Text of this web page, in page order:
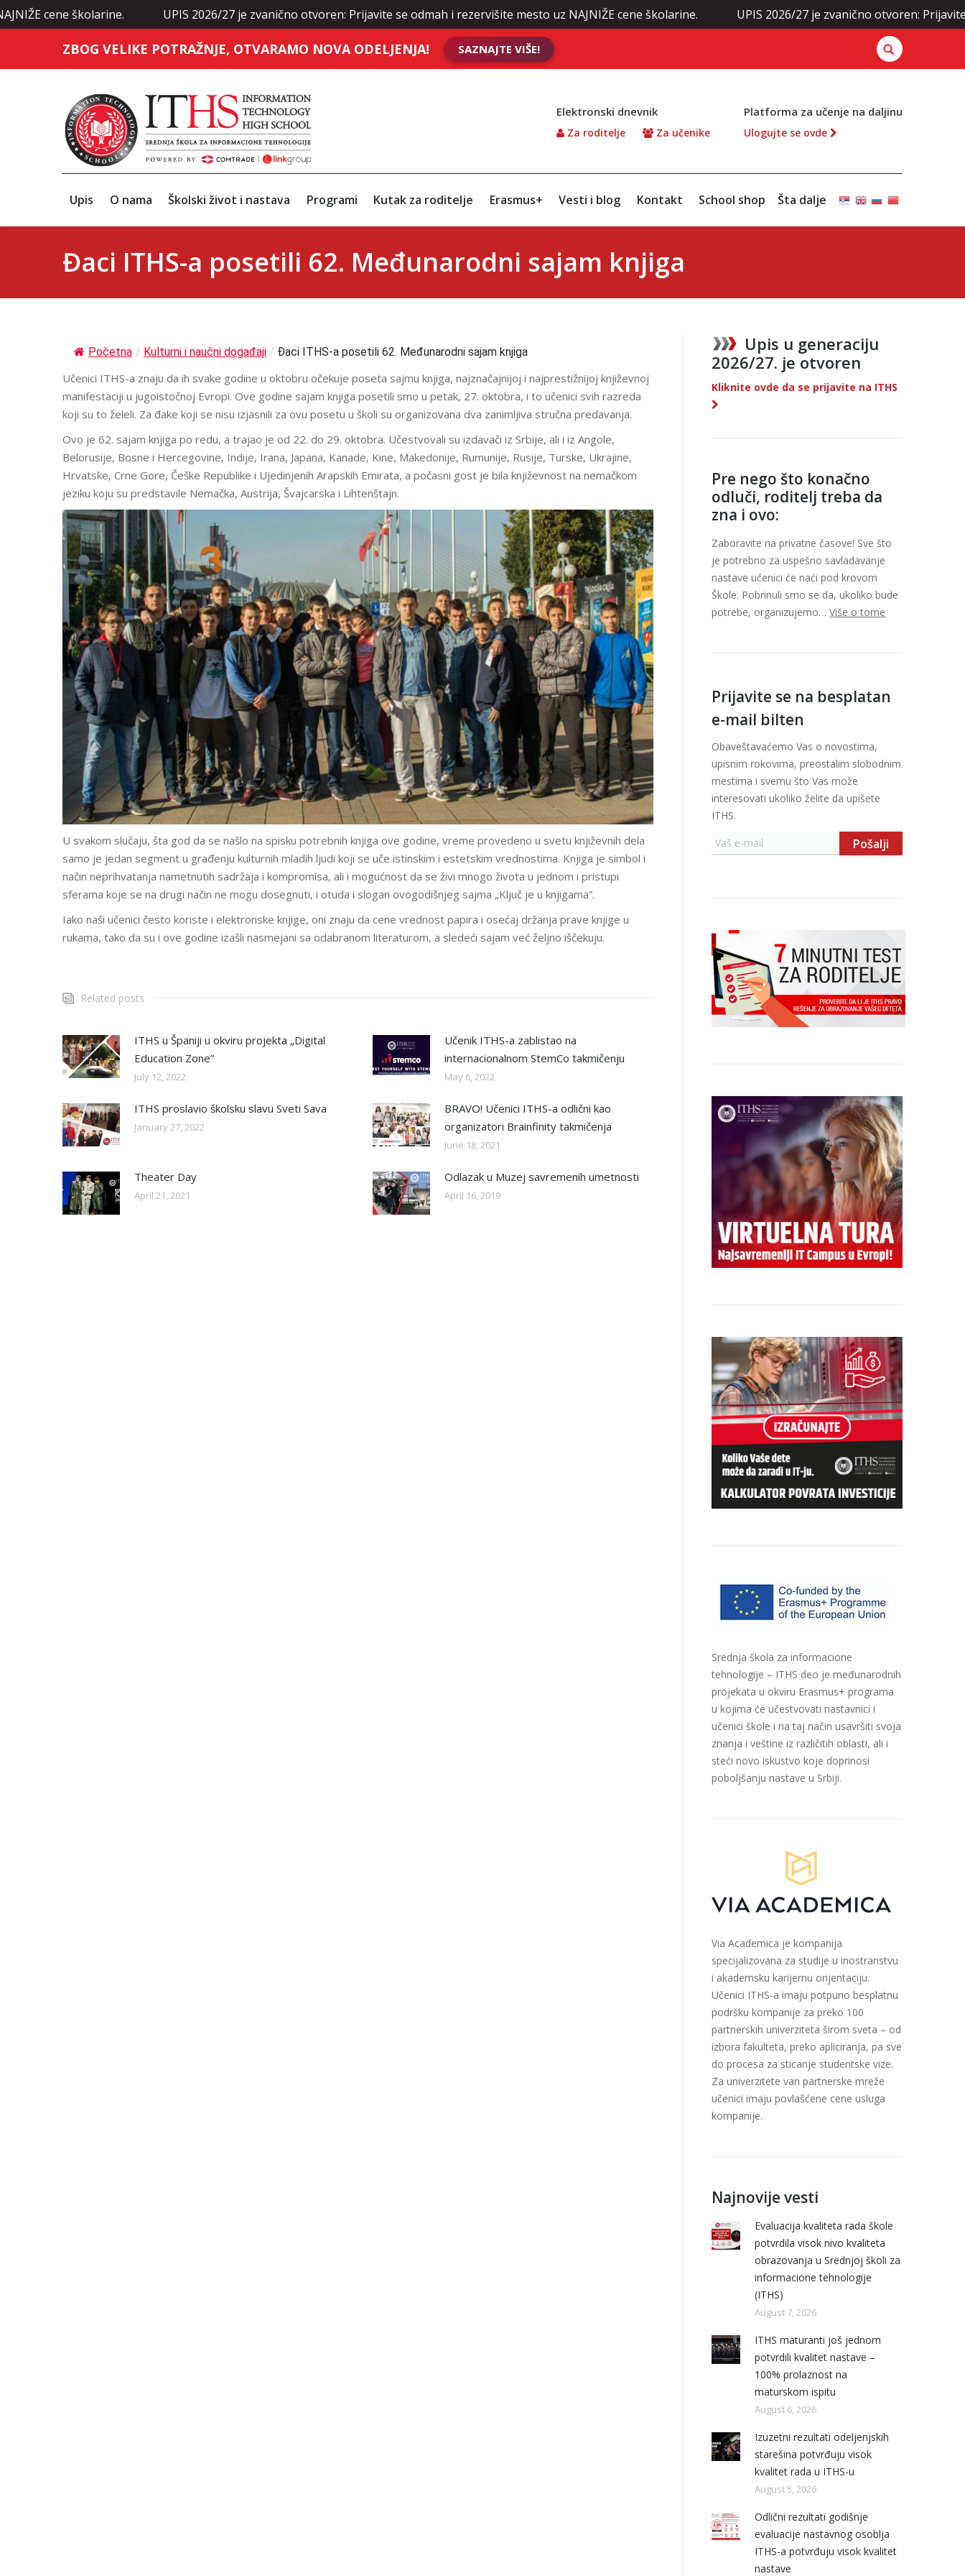
školarine. UPIS 2026/27 je zvanično otvoren: Prijavite se odmah i rezervišite mesto uz NAJNIŽE cene školarine. UPIS 2026/27 je zvanično otvoren: Prijavite se
ZBOG VELIKE POTRAŽNJE, OTVARAMO NOVA ODELJENJA! SAZNAJTE VIŠE!
Elektronski dnevnik
Za roditelje Za učenike
Platforma za učenje na daljinu
Ulogujte se ovde
Upis O nama Školski život i nastava Programi Kutak za roditelje Erasmus+ Vesti i blog Kontakt School shop Šta dalje
Đaci ITHS-a posetili 62. Međunarodni sajam knjiga
Početna / Kulturni i naučni događaji / Đaci ITHS-a posetili 62. Međunarodni sajam knjiga
Učenici ITHS-a znaju da ih svake godine u oktobru očekuje poseta sajmu knjiga, najznačajnijoj i najprestižnijoj književnoj
manifestaciji u jugoistočnoj Evropi. Ove godine sajam knjiga posetili smo u petak, 27. oktobra, i to učenici svih razreda
koji su to želeli. Za đake koji se nisu izjasnili za ovu posetu u školi su organizovana dva zanimljiva stručna predavanja.
Ovo je 62. sajam knjiga po redu, a trajao je od 22. do 29. oktobra. Učestvovali su izdavači iz Srbije, ali i iz Angole,
Belorusije, Bosne i Hercegovine, Indije, Irana, Japana, Kanade, Kine, Makedonije, Rumunije, Rusije, Turske, Ukrajine,
Hrvatske, Crne Gore, Češke Republike i Ujedinjenih Arapskih Emirata, a počasni gost je bila književnost na nemačkom
jeziku koju su predstavile Nemačka, Austrija, Švajcarska i Lihtenštajn.
U svakom slučaju, šta god da se našlo na spisku potrebnih knjiga ove godine, vreme provedeno u svetu književnih dela
samo je jedan segment u građenju kulturnih mladih ljudi koji se uče istinskim i estetskim vrednostima. Knjiga je simbol i
način neprihvatanja nametnutih sadržaja i kompromisa, ali i mogućnost da se živi mnogo života u jednom i pristupi
sferama koje se na drugi način ne mogu dosegnuti, i otuda i slogan ovogodišnjeg sajma „Ključ je u knjigama”.
Iako naši učenici često koriste i elektronske knjige, oni znaju da cene vrednost papira i osećaj držanja prave knjige u
rukama, tako da su i ove godine izašli nasmejani sa odabranom literaturom, a sledeći sajam već željno iščekuju.
Related posts
ITHS u Španiji u okviru projekta „Digital
Education Zone”
July 12, 2022
Učenik ITHS-a zablistao na
internacionalnom StemCo takmičenju
May 6, 2022
ITHS proslavio školsku slavu Sveti Sava
January 27, 2022
BRAVO! Učenici ITHS-a odlični kao
organizatori Brainfinity takmičenja
June 18, 2021
Theater Day
April 21, 2021
Odlazak u Muzej savremenih umetnosti
April 16, 2019
Upis u generaciju
2026/27. je otvoren
Kliknite ovde da se prijavite na ITHS
Pre nego što konačno
odluči, roditelj treba da
zna i ovo:
Zaboravite na privatne časove! Sve što
je potrebno za uspešno savladavanje
nastave učenici će naći pod krovom
Škole. Pobrinuli smo se da, ukoliko bude
potrebe, organizujemo…Više o tome
Prijavite se na besplatan
e-mail bilten
Obaveštavaćemo Vas o novostima,
upisnim rokovima, preostalim slobodnim
mestima i svemu što Vas može
interesovati ukoliko želite da upišete
ITHS.
Srednja škola za informacione
tehnologije – ITHS deo je međunarodnih
projekata u okviru Erasmus+ programa
u kojima će učestvovati nastavnici i
učenici škole i na taj način usavršiti svoja
znanja i veštine iz različitih oblasti, ali i
steći novo iskustvo koje doprinosi
poboljšanju nastave u Srbiji.
Via Academica je kompanija
specijalizovana za studije u inostranstvu
i akademsku karijernu orijentaciju.
Učenici ITHS-a imaju potpuno besplatnu
podršku kompanije za preko 100
partnerskih univerziteta širom sveta – od
izbora fakulteta, preko apliciranja, pa sve
do procesa za sticanje studentske vize.
Za univerzitete van partnerske mreže
učenici imaju povlašćene cene usluga
kompanije.
Najnovije vesti
Evaluacija kvaliteta rada škole
potvrdila visok nivo kvaliteta
obrazovanja u Srednjoj školi za
informacione tehnologije
(ITHS)
August 7, 2026
ITHS maturanti još jednom
potvrdili kvalitet nastave –
100% prolaznost na
maturskom ispitu
August 6, 2026
Izuzetni rezultati odeljenjskih
starešina potvrđuju visok
kvalitet rada u ITHS-u
August 5, 2026
Odlični rezultati godišnje
evaluacije nastavnog osoblja
ITHS-a potvrđuju visok kvalitet
nastave